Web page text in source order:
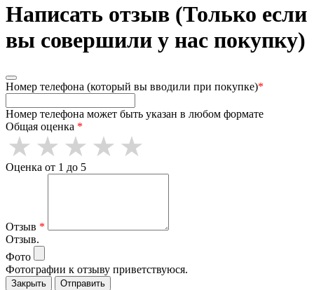
Написать отзыв (Только если
вы совершили у нас покупку)
Номер телефона (который вы вводили при покупке)*
Номер телефона может быть указан в любом формате
Общая оценка *
Оценка от 1 до 5
Отзыв *
Отзыв.
Фото
Фотографии к отзыву приветствуюся.
Закрыть Отправить